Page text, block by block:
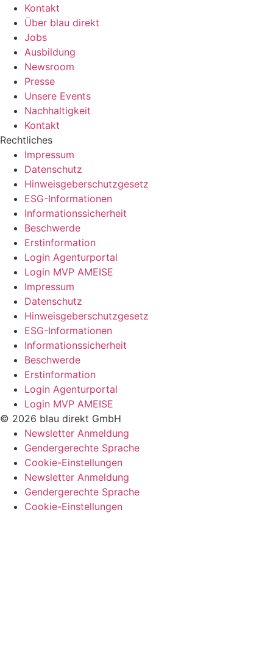
Kontakt
Über blau direkt
Jobs
Ausbildung
Newsroom
Presse
Unsere Events
Nachhaltigkeit
Kontakt
Rechtliches
Impressum
Datenschutz
Hinweisgeberschutzgesetz
ESG-Informationen
Informationssicherheit
Beschwerde
Erstinformation
Login Agenturportal
Login MVP AMEISE
Impressum
Datenschutz
Hinweisgeberschutzgesetz
ESG-Informationen
Informationssicherheit
Beschwerde
Erstinformation
Login Agenturportal
Login MVP AMEISE
© 2026 blau direkt GmbH
Newsletter Anmeldung
Gendergerechte Sprache
Cookie-Einstellungen
Newsletter Anmeldung
Gendergerechte Sprache
Cookie-Einstellungen